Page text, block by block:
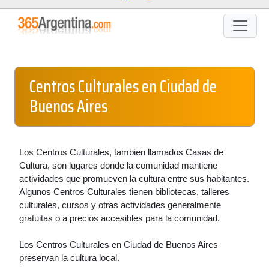
Centros Culturales en Ciudad de
Buenos Aires
Los Centros Culturales, tambien llamados Casas de
Cultura, son lugares donde la comunidad mantiene
actividades que promueven la cultura entre sus habitantes.
Algunos Centros Culturales tienen bibliotecas, talleres
culturales, cursos y otras actividades generalmente
gratuitas o a precios accesibles para la comunidad.
Los Centros Culturales en Ciudad de Buenos Aires
preservan la cultura local.